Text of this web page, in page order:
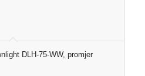
DLH-75-WW, promjer